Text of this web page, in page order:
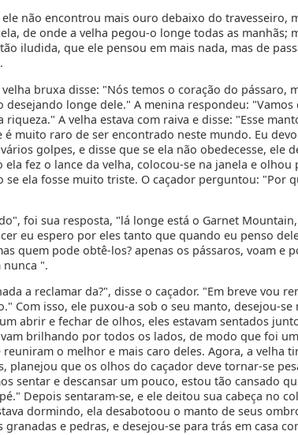
não encontrou mais ouro debaixo do travesseiro,
de onde a velha pegou-o longe todas as manhãs;
iludida, que ele pensou em mais nada, mas de
velha bruxa disse: "Nós temos o coração do pássaro,
desejando longe dele." A menina respondeu: "Vamos
riqueza." A velha estava com raiva e disse: "Esse
é muito raro de ser encontrado neste mundo. Eu
golpes, e disse que se ela não obedecesse, ele
ela fez o lance da velha, colocou-se na janela e olhou
se ela fosse muito triste. O caçador perguntou: "Por
foi sua resposta, "lá longe está o Garnet
eu espero por eles tanto que quando eu penso
quem pode obtê-los? apenas os pássaros, voam e
nunca ".
a reclamar da?", disse o caçador. "Em breve vou
Com isso, ele puxou-a sob o seu manto, desejou-se
abrir e fechar de olhos, eles estavam sentados
brilhando por todos os lados, de modo que foi
reuniram o melhor e mais caro deles. Agora, a velha
planejou que os olhos do caçador deve tornar-se
sentar e descansar um pouco, estou tão cansado
Depois sentaram-se, e ele deitou sua cabeça no
dormindo, ela desabotoou o manto de seus
granadas e pedras, e desejou-se para trás em casa